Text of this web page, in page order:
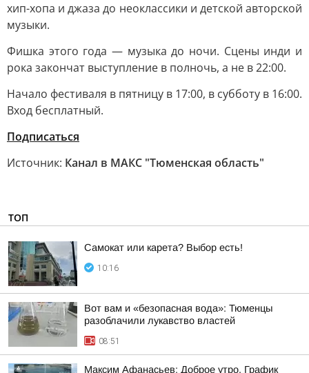
хип-хопа и джаза до неоклассики и детской авторской
музыки.
Фишка этого года — музыка до ночи. Сцены инди и
рока закончат выступление в полночь, а не в 22:00.
Начало фестиваля в пятницу в 17:00, в субботу в 16:00.
Вход бесплатный.
Подписаться
Источник: Канал в МАКС "Тюменская область"
ТОП
Самокат или карета? Выбор есть!
10:16
Вот вам и «безопасная вода»: Тюменцы
разоблачили лукавство властей
08:51
Максим Афанасьев: Доброе утро. График